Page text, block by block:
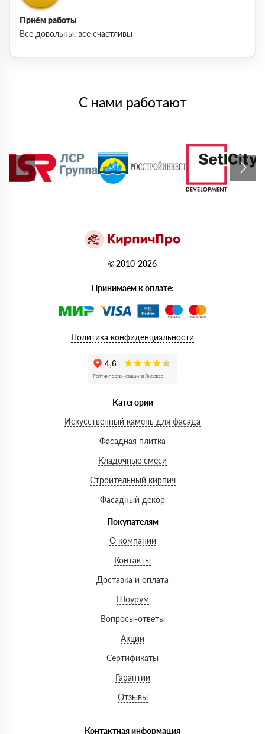
Приём работы
Все довольны, все счастливы
С нами работают
© 2010-2026
Принимаем к оплате:
Политика конфиденциальности
Категории
Искусственный камень для фасада
Фасадная плитка
Кладочные смеси
Строительный кирпич
Фасадный декор
Покупателям
О компании
Контакты
Доставка и оплата
Шоурум
Вопросы-ответы
Акции
Сертификаты
Гарантии
Отзывы
Контактная информация